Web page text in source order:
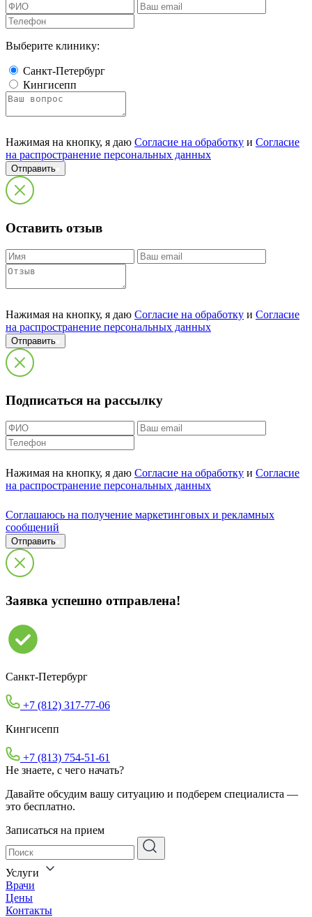
Выберите клинику:
Санкт-Петербург
Кингисепп
Нажимая на кнопку, я даю Согласие на обработку и Согласие
на распространение персональных данных
Отправить
Оставить отзыв
Нажимая на кнопку, я даю Согласие на обработку и Согласие
на распространение персональных данных
Отправить
Подписаться на рассылку
Нажимая на кнопку, я даю Согласие на обработку и Согласие
на распространение персональных данных
Cоглашаюсь на получение маркетинговых и рекламных
сообщений
Отправить
Заявка успешно отправлена!
Санкт-Петербург
+7 (812) 317-77-06
Кингисепп
+7 (813) 754-51-61
Не знаете, с чего начать?
Давайте обсудим вашу ситуацию и подберем специалиста —
это бесплатно.
Записаться на прием
Услуги
Врачи
Цены
Контакты